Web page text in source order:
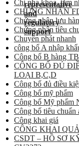
Chỉ nha khoa, tăm
CHỨNG NHẬN
Chứng nhận lưu
Chứng nhận tiêu
Chuyển phát nhanh
công bố A nhập
Công bố B hàng
CÔNG BỐ ĐỦ
LOẠI B,C,D
Công bố đủ điều
Công bố mỹ phẩm
Công bố Mỹ phẩm
Công bố tiêu
Công khai giá
CÔNG KHAI
CSDT – HỒ SƠ